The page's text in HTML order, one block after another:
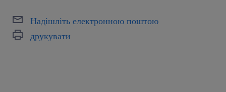
Надішліть електронною поштою
друкувати